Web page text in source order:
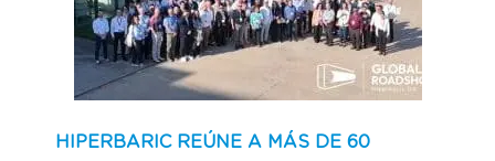
HIPERBARIC REÚNE A MÁS DE 60